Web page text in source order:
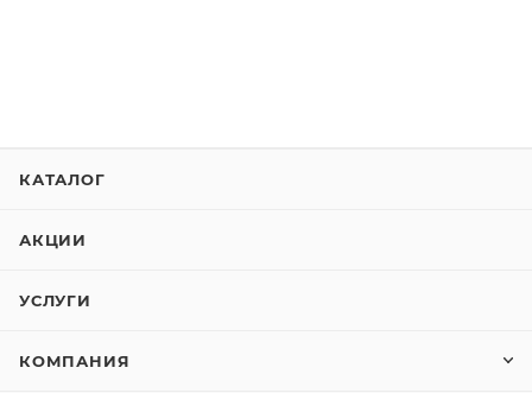
КАТАЛОГ
АКЦИИ
УСЛУГИ
КОМПАНИЯ